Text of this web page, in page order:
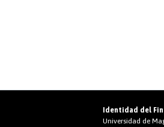
Identidad del
Universidad de